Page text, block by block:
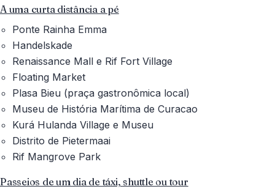
A uma curta distância a pé
Ponte Rainha Emma
Handelskade
Renaissance Mall e Rif Fort Village
Floating Market
Plasa Bieu (praça gastronômica local)
Museu de História Marítima de Curacao
Kurá Hulanda Village e Museu
Distrito de Pietermaai
Rif Mangrove Park
Passeios de um dia de táxi, shuttle ou tour